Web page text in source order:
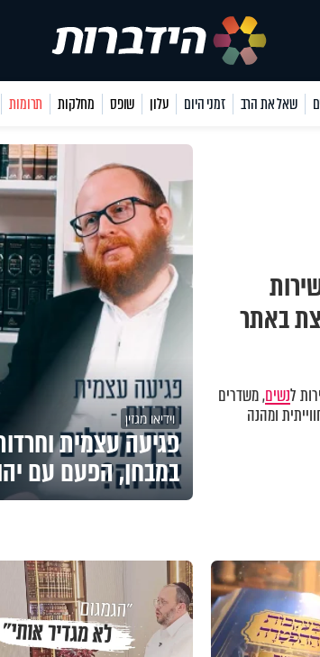
שאל את הרב זמני היום עלון שופס מחלקות תרומות
באתר
לנשים, משדרים
ומהנה
וידיאו מגזין
פגיעה עצמית
במבחן, הפעם עם